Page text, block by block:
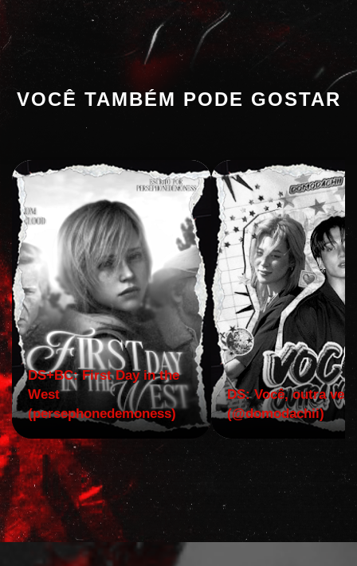
VOCÊ TAMBÉM PODE GOSTAR
DS+BC: First Day in the
West
(persephonedemoness)
DS: Você, outra vez!
(@domodachii)